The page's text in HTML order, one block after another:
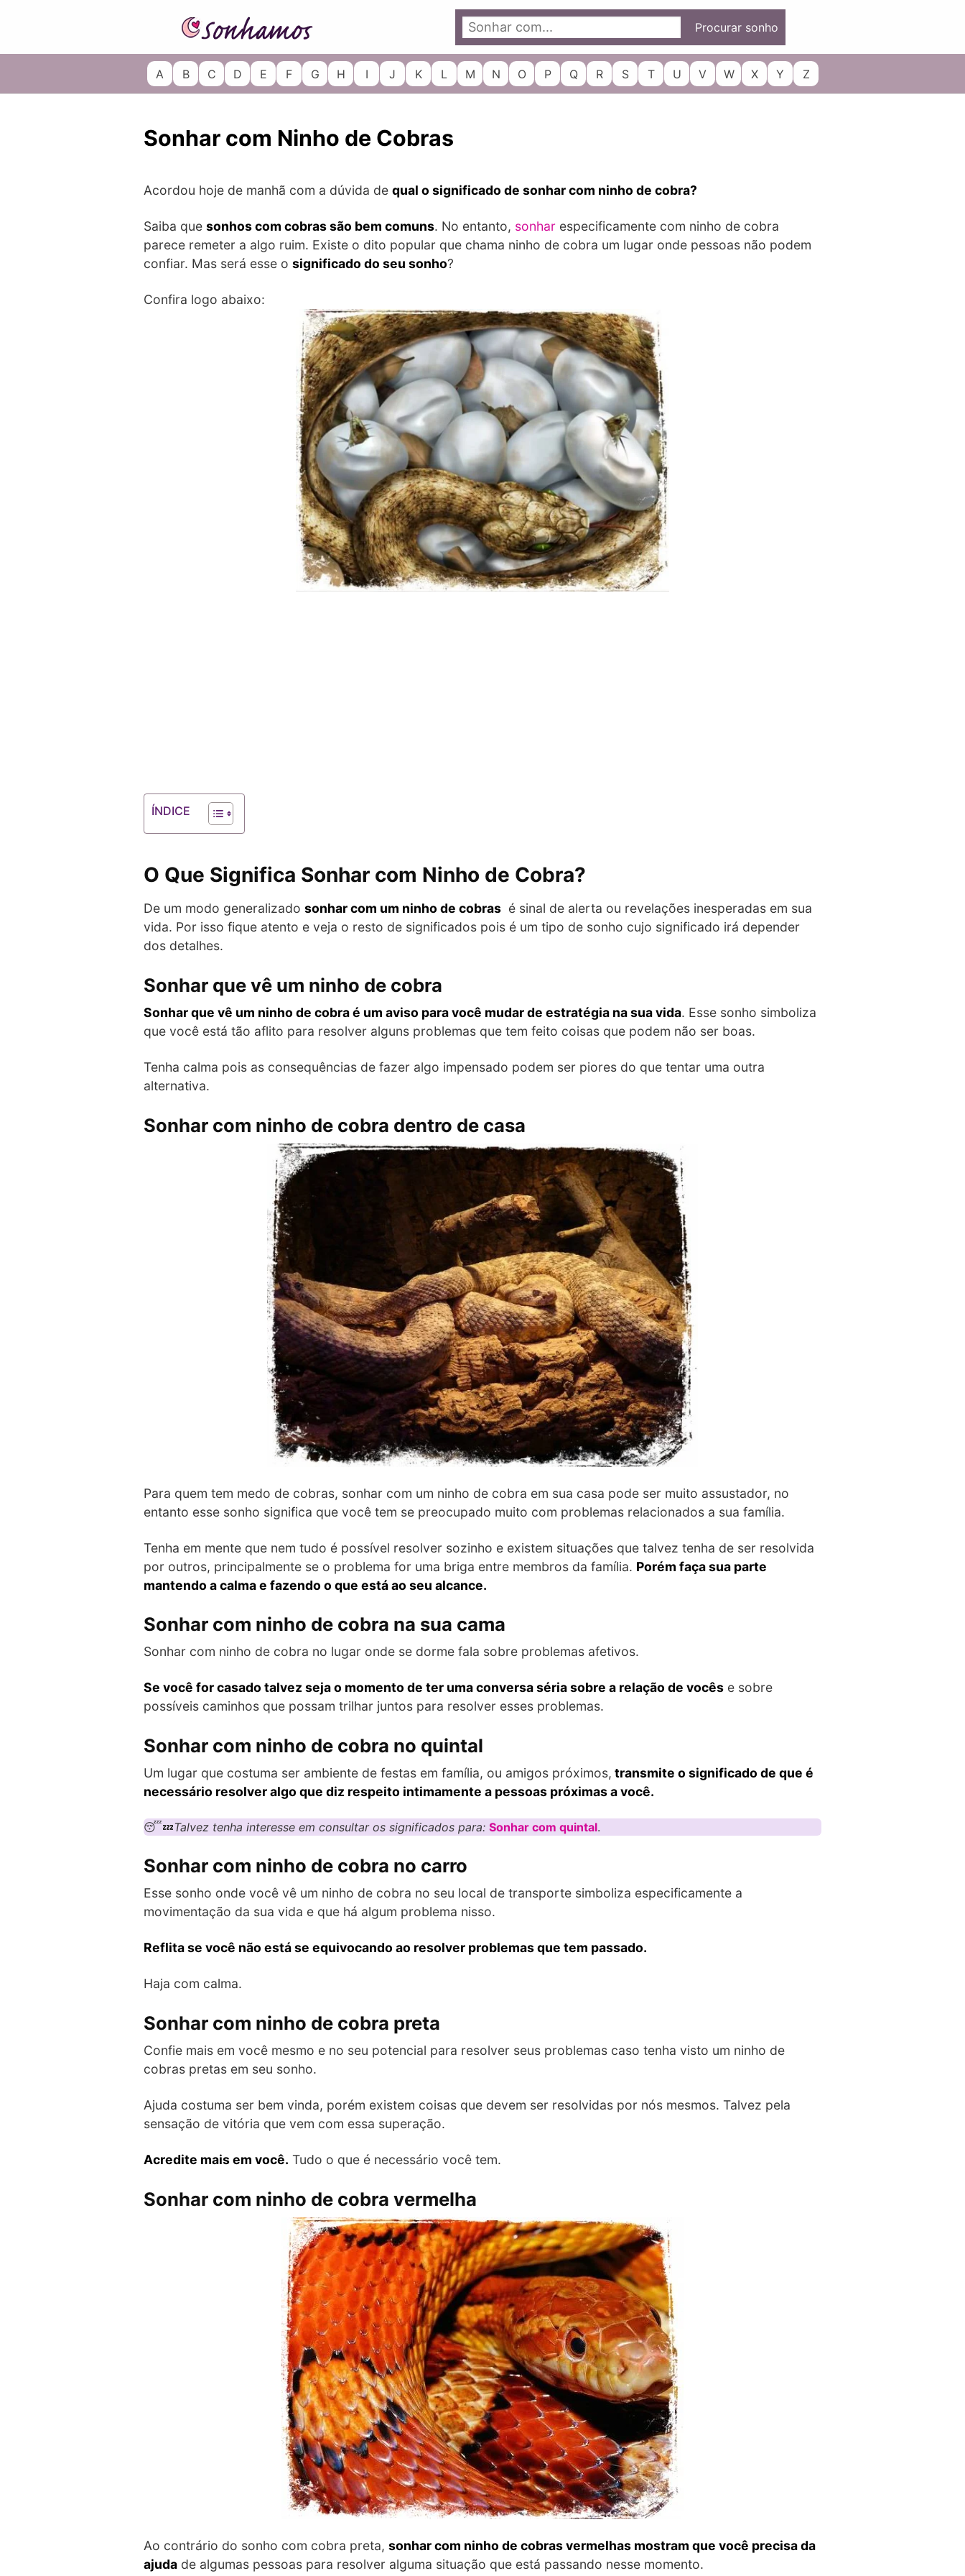
Procurar sonho
A B C D E F G H I J K L M N O P Q R S T U V W X Y Z
Sonhar com Ninho de Cobras
Acordou hoje de manhã com a dúvida de qual o significado de sonhar com ninho de cobra?
Saiba que sonhos com cobras são bem comuns. No entanto, sonhar especificamente com ninho de cobra
parece remeter a algo ruim. Existe o dito popular que chama ninho de cobra um lugar onde pessoas não podem
confiar. Mas será esse o significado do seu sonho?
Confira logo abaixo:
ÍNDICE
O Que Significa Sonhar com Ninho de Cobra?
De um modo generalizado sonhar com um ninho de cobras é sinal de alerta ou revelações inesperadas em sua
vida. Por isso fique atento e veja o resto de significados pois é um tipo de sonho cujo significado irá depender
dos detalhes.
Sonhar que vê um ninho de cobra
Sonhar que vê um ninho de cobra é um aviso para você mudar de estratégia na sua vida. Esse sonho simboliza
que você está tão aflito para resolver alguns problemas que tem feito coisas que podem não ser boas.
Tenha calma pois as consequências de fazer algo impensado podem ser piores do que tentar uma outra
alternativa.
Sonhar com ninho de cobra dentro de casa
Para quem tem medo de cobras, sonhar com um ninho de cobra em sua casa pode ser muito assustador, no
entanto esse sonho significa que você tem se preocupado muito com problemas relacionados a sua família.
Tenha em mente que nem tudo é possível resolver sozinho e existem situações que talvez tenha de ser resolvida
por outros, principalmente se o problema for uma briga entre membros da família. Porém faça sua parte
mantendo a calma e fazendo o que está ao seu alcance.
Sonhar com ninho de cobra na sua cama
Sonhar com ninho de cobra no lugar onde se dorme fala sobre problemas afetivos.
Se você for casado talvez seja o momento de ter uma conversa séria sobre a relação de vocês e sobre
possíveis caminhos que possam trilhar juntos para resolver esses problemas.
Sonhar com ninho de cobra no quintal
Um lugar que costuma ser ambiente de festas em família, ou amigos próximos, transmite o significado de que é
necessário resolver algo que diz respeito intimamente a pessoas próximas a você.
😴💤Talvez tenha interesse em consultar os significados para: Sonhar com quintal.
Sonhar com ninho de cobra no carro
Esse sonho onde você vê um ninho de cobra no seu local de transporte simboliza especificamente a
movimentação da sua vida e que há algum problema nisso.
Reflita se você não está se equivocando ao resolver problemas que tem passado.
Haja com calma.
Sonhar com ninho de cobra preta
Confie mais em você mesmo e no seu potencial para resolver seus problemas caso tenha visto um ninho de
cobras pretas em seu sonho.
Ajuda costuma ser bem vinda, porém existem coisas que devem ser resolvidas por nós mesmos. Talvez pela
sensação de vitória que vem com essa superação.
Acredite mais em você. Tudo o que é necessário você tem.
Sonhar com ninho de cobra vermelha
Ao contrário do sonho com cobra preta, sonhar com ninho de cobras vermelhas mostram que você precisa da
ajuda de algumas pessoas para resolver alguma situação que está passando nesse momento.